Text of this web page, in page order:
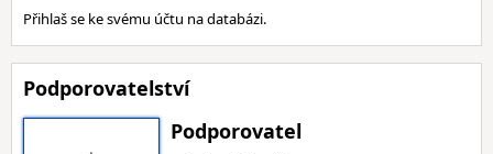
Přihlaš se ke svému účtu na databázi.
Podporovatelství
Podporovatel